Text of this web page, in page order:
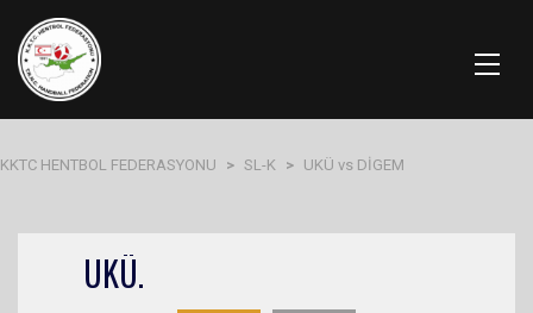
KKTC HENTBOL FEDERASYONU > SL-K > UKÜ vs DİGEM
UKÜ.